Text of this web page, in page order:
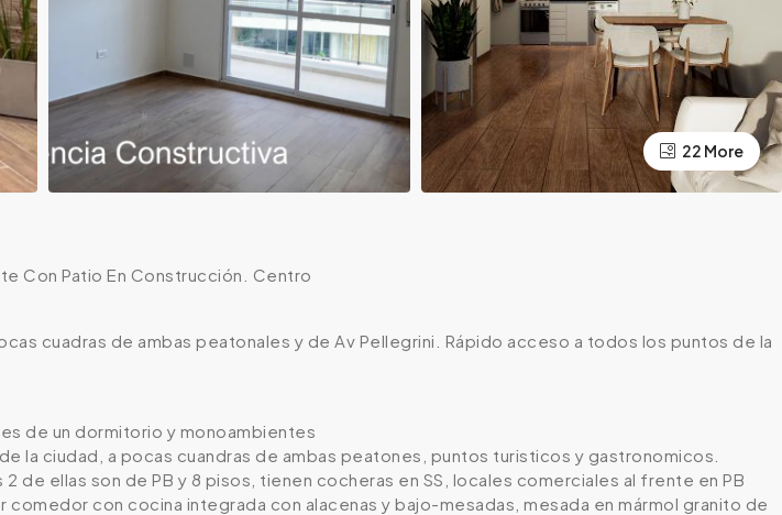
22 More
Con Patio En Construcción. Centro
cuadras de ambas peatonales y de Av Pellegrini. Rápido acceso a todos los puntos de la
de un dormitorio y monoambientes
la ciudad, a pocas cuandras de ambas peatones, puntos turisticos y gastronomicos.
de ellas son de PB y 8 pisos, tienen cocheras en SS, locales comerciales al frente en PB
comedor con cocina integrada con alacenas y bajo-mesadas, mesada en mármol granito de